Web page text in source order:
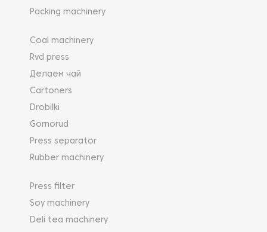
Packing machinery
Coal machinery
Rvd press
Делаем чай
Cartoners
Drobilki
Gornorud
Press separator
Rubber machinery
Press filter
Soy machinery
Deli tea machinery